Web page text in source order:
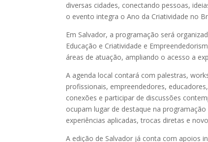
diversas cidades, conectando pessoas,
o evento integra o Ano da Criatividade no
Em Salvador, a programação será
Educação e Criatividade e
áreas de atuação, ampliando o acesso a
A agenda local contará com palestras,
profissionais, empreendedores,
conexões e participar de discussões
ocupam lugar de destaque na
experiências aplicadas, trocas diretas e
A edição de Salvador já conta com apoios